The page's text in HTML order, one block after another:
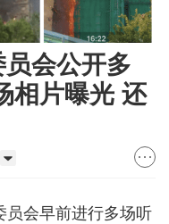
会公开多
相片曝光 还
员会早前进行多场听